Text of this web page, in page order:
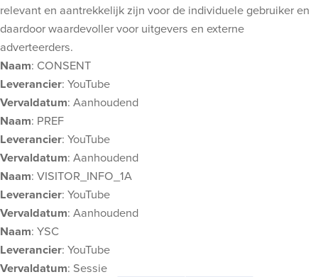
relevant en aantrekkelijk zijn voor de individuele gebruiker en
daardoor waardevoller voor uitgevers en externe
adverteerders.
Naam: CONSENT
Leverancier: YouTube
Vervaldatum: Aanhoudend
Naam: PREF
Leverancier: YouTube
Vervaldatum: Aanhoudend
Naam: VISITOR_INFO_1A
Leverancier: YouTube
Vervaldatum: Aanhoudend
Naam: YSC
Leverancier: YouTube
Vervaldatum: Sessie